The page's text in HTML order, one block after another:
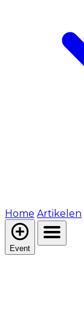
Home Artikelen
Event